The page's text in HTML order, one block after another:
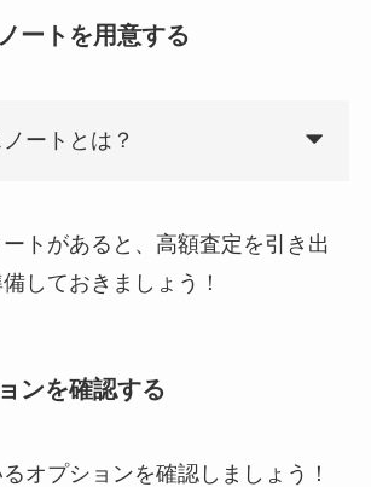
ートを用意する
ートとは？
トがあると、高額査定を引き出
しておきましょう！
ンを確認する
オプションを確認しましょう！